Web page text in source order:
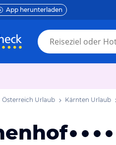
App herunterladen
Österreich Urlaub Kärnten Urlaub